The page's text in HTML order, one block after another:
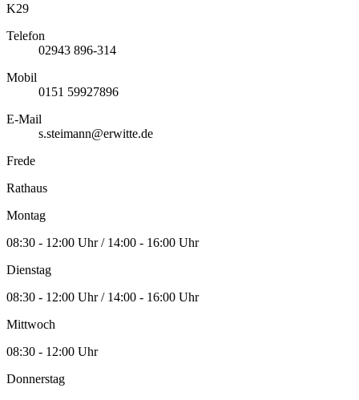
K29
Telefon
02943 896-314
Mobil
0151 59927896
E-Mail
s.steimann@erwitte.de
Frede
Rathaus
Montag
08:30 - 12:00 Uhr / 14:00 - 16:00 Uhr
Dienstag
08:30 - 12:00 Uhr / 14:00 - 16:00 Uhr
Mittwoch
08:30 - 12:00 Uhr
Donnerstag